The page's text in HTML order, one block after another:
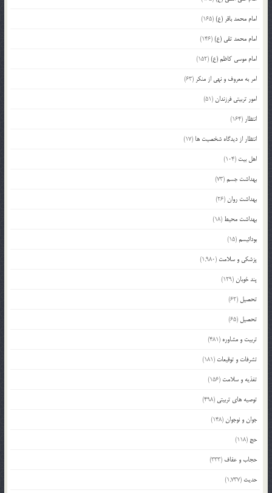
امام محمد باقر (ع)(165)
امام محمد تقی (ع)(146)
امام موسی کاظم (ع)(152)
امر به معروف و نهی از منکر (63)
امور تربیتی فرزندان(51)
انتظار (164)
انتظار از دیدگاه شخصیت ها (17)
اهل بیت (104)
بهداشت جسم(73)
بهداشت روان(26)
بهداشت محیط (18)
بودائیسم(15)
پزشکی و سلامت (1,980)
پند خوبان(129)
تحصیل (62)
تحصیل (65)
تربیت و مشاوره (481)
تشرفات و توقیعات (181)
تغذیه و سلامت (156)
توصیه های تربیتی (498)
جوان و نوجوان(148)
حج (118)
حجاب و عفاف (333)
حدیث (1,737)